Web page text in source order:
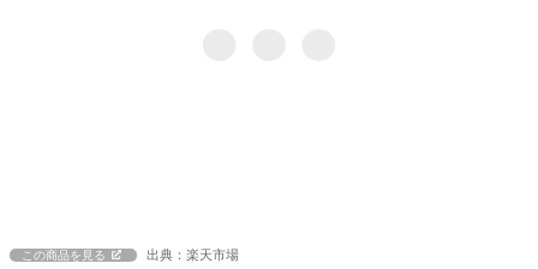
この商品を見る 出典：楽天市場